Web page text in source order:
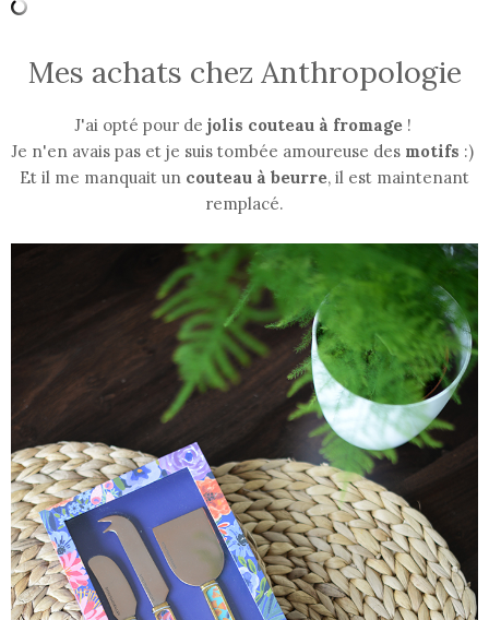
Mes achats chez Anthropologie
J'ai opté pour de jolis couteau à fromage!
Je n'en avais pas et je suis tombée amoureuse des motifs :)
Et il me manquait un couteau à beurre, il est maintenant
remplacé.